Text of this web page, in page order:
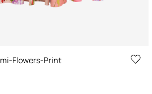
Flowers-Print